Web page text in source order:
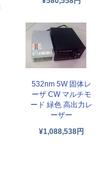
532nm 5W 固体レ
ーザ CW マルチモ
ード 緑色 高出力レ
ーザー
¥1,088,538円